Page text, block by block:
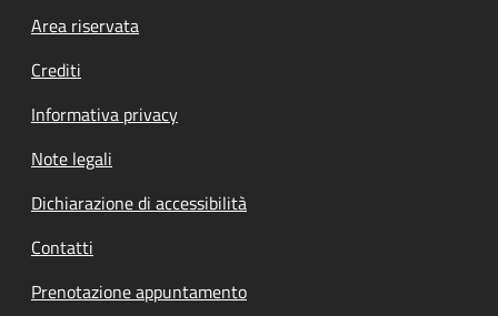
Footer menu
Area riservata
Crediti
Informativa privacy
Note legali
Dichiarazione di accessibilità
Contatti
Prenotazione appuntamento